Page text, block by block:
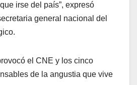
irse del país”, expresó
general nacional del
el CNE y los cinco
de la angustia que vive